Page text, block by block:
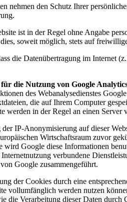
nehmen den Schutz Ihrer
ist in der Regel ohne Angabe
soweit möglich, stets auf
die Datenübertragung im Internet
die Nutzung von Google
des Webanalysedienstes
die auf Ihrem Computer
werden in der Regel an einen
IP-Anonymisierung auf dieser
Wirtschaftsraum zuvor
wird Google diese Informationen
verbundene
Google zusammengeführt.
der Cookies durch eine
vollumfänglich werden nutzen
die Verarbeitung dieser Daten